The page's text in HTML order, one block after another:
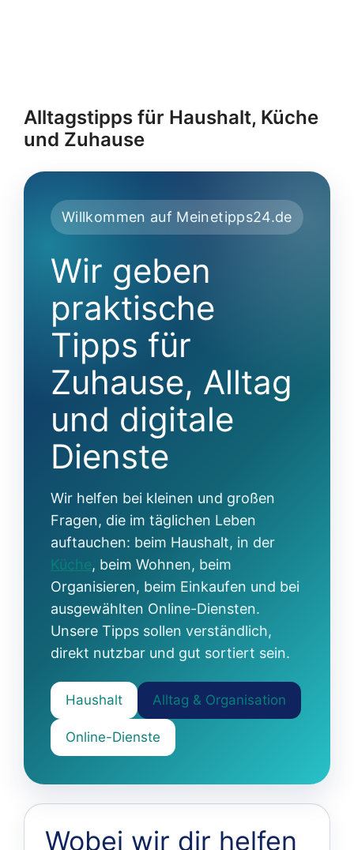
Alltagstipps für Haushalt, Küche
und Zuhause
Willkommen auf Meinetipps24.de
Wir geben
praktische
Tipps für
Zuhause, Alltag
und digitale
Dienste
Wir helfen bei kleinen und großen
Fragen, die im täglichen Leben
auftauchen: beim Haushalt, in der
Küche, beim Wohnen, beim
Organisieren, beim Einkaufen und bei
ausgewählten Online-Diensten.
Unsere Tipps sollen verständlich,
direkt nutzbar und gut sortiert sein.
Haushalt Alltag & Organisation
Online-Dienste
Wobei wir dir helfen